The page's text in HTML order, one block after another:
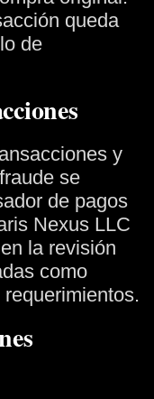
queda
de
y
se
de pagos
Nexus LLC
la revisión
como